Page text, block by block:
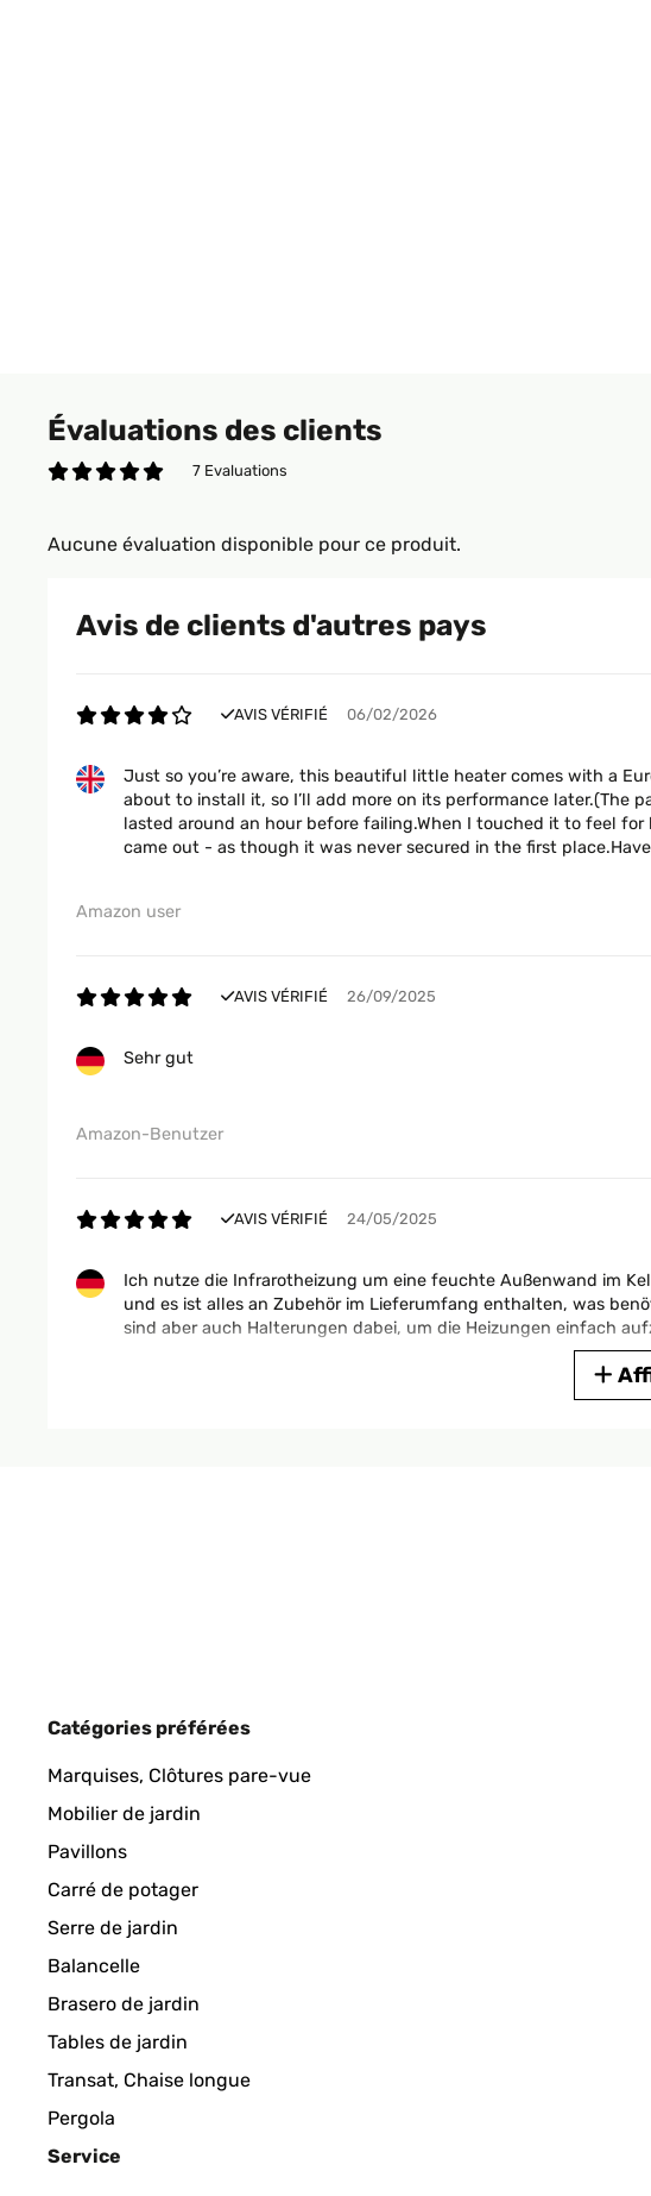
Évaluations des clients
7 Evaluations
Aucune évaluation disponible pour ce produit.
Avis de clients d'autres pays
AVIS VÉRIFIÉ 06/02/2026
Just so you’re aware, this beautiful little heater comes with a
about to install it, so I’ll add more on its performance later.(The
lasted around an hour before failing.When I touched it to feel
came out - as though it was never secured in the first
Amazon user
AVIS VÉRIFIÉ 26/09/2025
Sehr gut
Amazon-Benutzer
AVIS VÉRIFIÉ 24/05/2025
Ich nutze die Infrarotheizung um eine feuchte Außenwand im
und es ist alles an Zubehör im Lieferumfang enthalten, was
sind aber auch Halterungen dabei, um die Heizungen einfach
Gekauft habe ich das 2er Set. Geräte kamen ordentlich
Verbindung, Halterungen um die Geräte aufzustellen,
verarbeitet. Selbst der Karton sind wertig aus.Einen Raum bei
sich dort an deiner Aussenwand auf der gesamten Länge
Steuerung habe ich diese an ein Steckdosenthermostat
Amazon-Benutzer
Catégories préférées
Marquises, Clôtures pare-vue
Mobilier de jardin
Pavillons
Carré de potager
Serre de jardin
Balancelle
Brasero de jardin
Tables de jardin
Transat, Chaise longue
Pergola
Service